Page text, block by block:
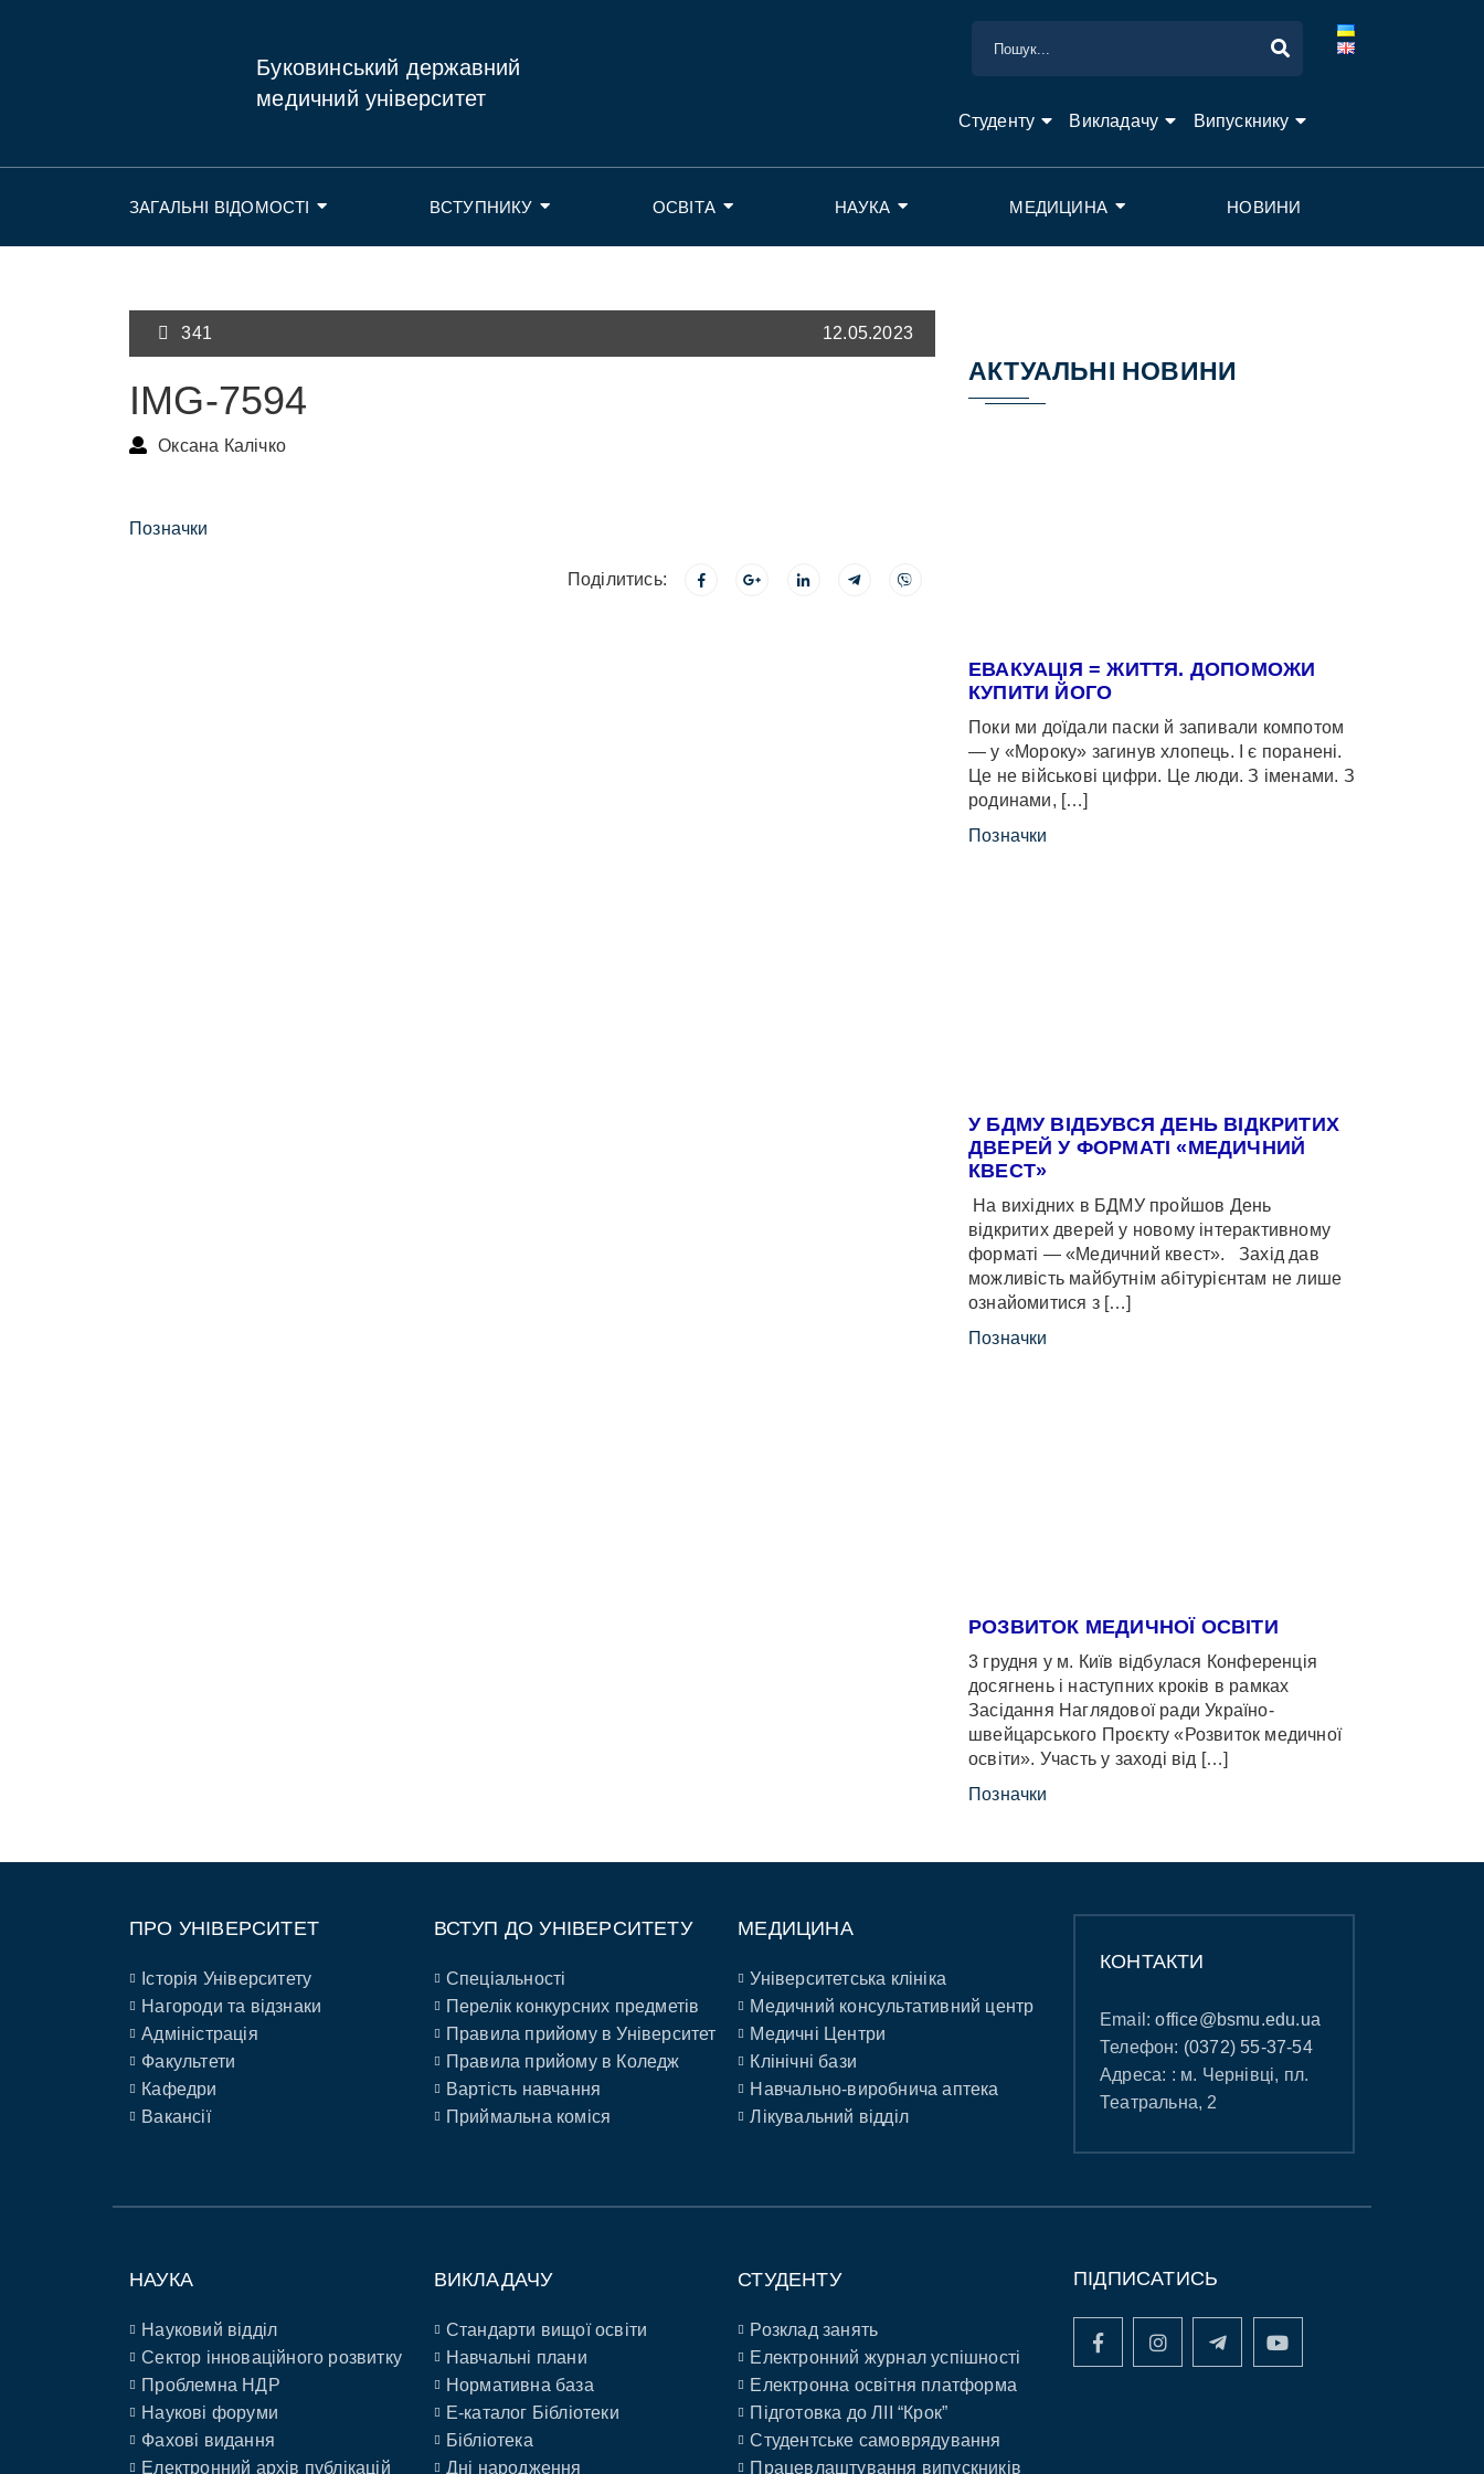
Буковинський державний
медичний університет
Студенту Викладачу Випускнику
ЗАГАЛЬНІ ВІДОМОСТІ ВСТУПНИКУ ОСВІТА НАУКА МЕДИЦИНА НОВИНИ
341 12.05.2023
IMG-7594
Оксана Калічко
Позначки
Поділитись:
АКТУАЛЬНІ НОВИНИ
ЕВАКУАЦІЯ = ЖИТТЯ. ДОПОМОЖИ
КУПИТИ ЙОГО
Поки ми доїдали паски й запивали компотом
— у «Мороку» загинув хлопець. І є поранені.
Це не військові цифри. Це люди. З іменами. З
родинами, […]
Позначки
У БДМУ ВІДБУВСЯ ДЕНЬ ВІДКРИТИХ
ДВЕРЕЙ У ФОРМАТІ «МЕДИЧНИЙ
КВЕСТ»
На вихідних в БДМУ пройшов День
відкритих дверей у новому інтерактивному
форматі — «Медичний квест». Захід дав
можливість майбутнім абітурієнтам не лише
ознайомитися з […]
Позначки
РОЗВИТОК МЕДИЧНОЇ ОСВІТИ
3 грудня у м. Київ відбулася Конференція
досягнень і наступних кроків в рамках
Засідання Наглядової ради Україно-
швейцарського Проєкту «Розвиток медичної
освіти». Участь у заході від […]
Позначки
ПРО УНІВЕРСИТЕТ
Історія Університету
Нагороди та відзнаки
Адміністрація
Факультети
Кафедри
Вакансії
ВСТУП ДО УНІВЕРСИТЕТУ
Спеціальності
Перелік конкурсних предметів
Правила прийому в Університет
Правила прийому в Коледж
Вартість навчання
Приймальна коміся
МЕДИЦИНА
Університетська клініка
Медичний консультативний центр
Медичні Центри
Клінічні бази
Навчально-виробнича аптека
Лікувальний відділ
КОНТАКТИ
Email:office@bsmu.edu.ua
Телефон: (0372) 55-37-54
Адреса: : м. Чернівці, пл.
Театральна, 2
НАУКА
Науковий відділ
Сектор інноваційного розвитку
Проблемна НДР
Наукові форуми
Фахові видання
Електронний архів публікацій
ВИКЛАДАЧУ
Стандарти вищої освіти
Навчальні плани
Нормативна база
E-каталог Бібліотеки
Бібліотека
Дні народження
СТУДЕНТУ
Розклад занять
Електронний журнал успішності
Електронна освітня платформа
Підготовка до ЛІІ “Крок”
Студентське самоврядування
Працевлаштування випускників
ПІДПИСАТИСЬ